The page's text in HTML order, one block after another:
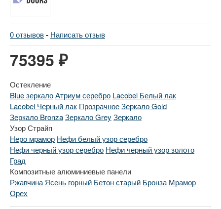
0 отзывов- Написать отзыв
75395 ₽
Остекление
Blue зеркалоАтриум серебро Lacobel Белый лак
Lacobel Черный лак ПрозрачноеЗеркало Gold
Зеркало BronzaЗеркало Grey Зеркало
Узор Страйп
Неро мрамор Нефи белый узор серебро
Нефи черный узор серебро Нефи черный узор золото
Град
Композитные алюминиевые панели
Ржавчина Ясень горный Бетон старый Бронза Мрамор
Орех